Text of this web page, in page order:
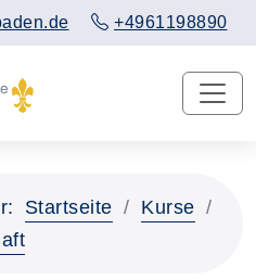
+4961198890
Startseite
Kurse